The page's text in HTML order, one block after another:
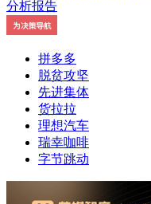
拼多多
脱贫攻坚
先进集体
货拉拉
理想汽车
瑞幸咖啡
字节跳动